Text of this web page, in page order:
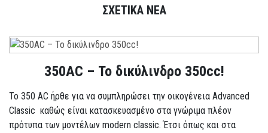
ΣΧΕΤΙΚΑ ΝΕΑ
350AC – Το δικύλινδρο 350cc!
To 350 AC ήρθε για να συμπληρώσει την οικογένεια Advanced
Classic καθώς είναι κατασκευασμένο στα γνώριμα πλέον
πρότυπα των μοντέλων modern classic. Έτσι όπως και στα